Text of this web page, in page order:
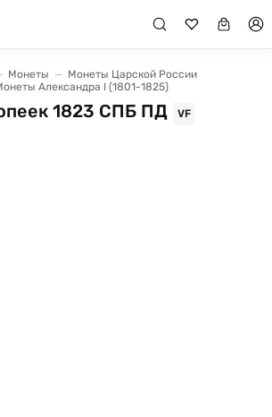
Монеты
Монеты Царской России
Александра I (1801-1825)
1823 СПБ ПД VF